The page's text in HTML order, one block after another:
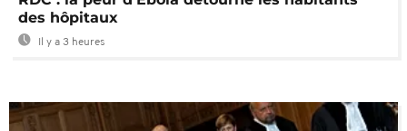
des hôpitaux
Il y a 3 heures